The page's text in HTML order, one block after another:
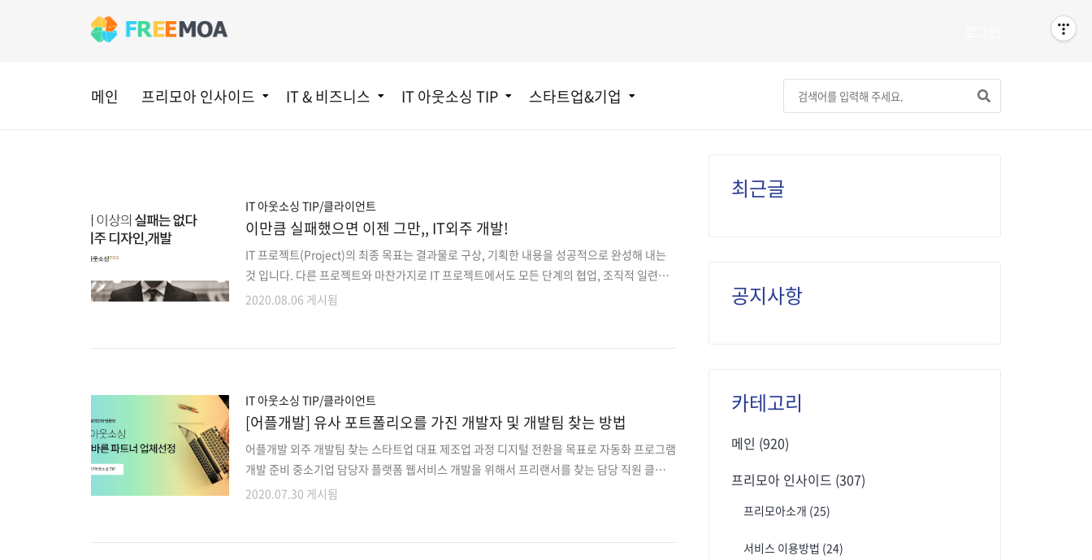
메인 프리모아 인사이드 IT & 비즈니스 IT 아웃소싱 TIP 스타트업&기업
IT 아웃소싱 TIP/클라이언트
이만큼 실패했으면 이젠 그만,, IT외주 개발!
IT 프로젝트(Project)의 최종 목표는 결과물로 구상, 기획한 내용을 성공적으로 완성해 내는
것 입니다. 다른 프로젝트와 마찬가지로 IT 프로젝트에서도 모든 단계의 협업, 조직적 일련의
과정들은 정말 중요합니다. 최근 기업들이 환경이 마구 변하는 것에 대해 효과적으로 대처하
프로젝트 수행 중 발생하는 문제에 얼마나 유연하게 잘 대처하는지가..
2020.08.06 게시됨
IT 아웃소싱 TIP/클라이언트
[어플개발] 유사 포트폴리오를 가진 개발자 및 개발팀 찾는 방법
어플개발 외주 개발팀 찾는 스타트업 대표 제조업 과정 디지털 전환을 목표로 자동화 프로그램
개발 준비 중소기업 담당자 플랫폼 웹서비스 개발을 위해서 프리랜서를 찾는 담당 직원 클라이
언트는 “좋은 IT 전문가” 를 찾아내기 위해 수 십 번 개발업체와 컨택하여 개발 업체가 프로젝
2020.07.30 게시됨
최근글
공지사항
카테고리
메인 (920)
프리모아 인사이드 (307)
프리모아소개 (25)
서비스 이용방법 (24)